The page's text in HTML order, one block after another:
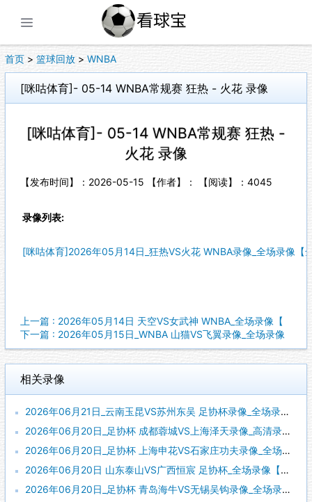
首页 > 篮球回放 > WNBA
[咪咕体育]- 05-14 WNBA常规赛 狂热 - 火花 录像
[咪咕体育]- 05-14 WNBA常规赛 狂热 -
火花 录像
【发布时间】：2026-05-15 【作者】： 【阅读】： 4045
录像列表:
[咪咕体育]2026年05月14日_狂热VS火花 WNBA录像_全场录像【
上一篇 : 2026年05月14日 天空VS女武神 WNBA_全场录像【
下一篇 : 2026年05月15日_WNBA 山猫VS飞翼录像_全场录像
相关录像
2026年06月21日_云南玉昆VS苏州东吴 足协杯录像_全场录像【高清回放】
2026年06月20日_足协杯 成都蓉城VS上海泽天录像_高清录像【全场回放】
2026年06月20日_足协杯 上海申花VS石家庄功夫录像_全场录像【视频集锦】
2026年06月20日 山东泰山VS广西恒宸 足协杯_全场录像【视频集锦】
2026年06月20日_足协杯 青岛海牛VS无锡吴钩录像_全场录像【全场回放】